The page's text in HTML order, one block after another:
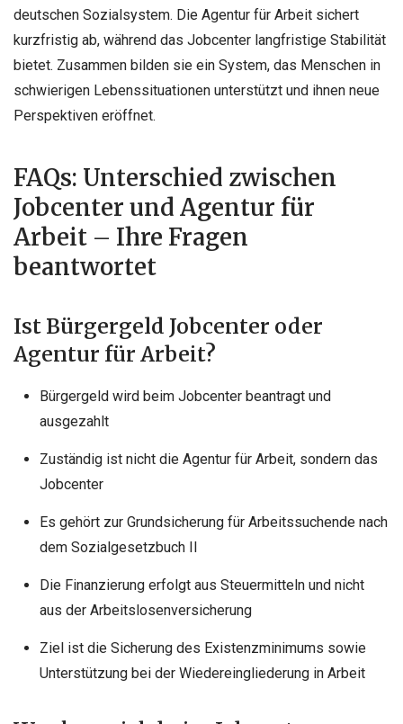
deutschen Sozialsystem. Die Agentur für Arbeit sichert
kurzfristig ab, während das Jobcenter langfristige Stabilität
bietet. Zusammen bilden sie ein System, das Menschen in
schwierigen Lebenssituationen unterstützt und ihnen neue
Perspektiven eröffnet.
FAQs: Unterschied zwischen
Jobcenter und Agentur für
Arbeit – Ihre Fragen
beantwortet
Ist Bürgergeld Jobcenter oder
Agentur für Arbeit?
Bürgergeld wird beim Jobcenter beantragt und
ausgezahlt
Zuständig ist nicht die Agentur für Arbeit, sondern das
Jobcenter
Es gehört zur Grundsicherung für Arbeitssuchende nach
dem Sozialgesetzbuch II
Die Finanzierung erfolgt aus Steuermitteln und nicht
aus der Arbeitslosenversicherung
Ziel ist die Sicherung des Existenzminimums sowie
Unterstützung bei der Wiedereingliederung in Arbeit